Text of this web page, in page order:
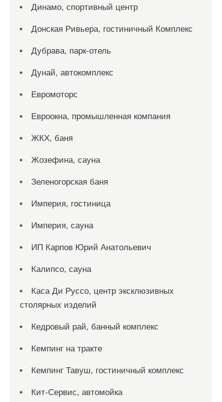
Динамо, спортивный центр
Донская Ривьера, гостиничный Комплекс
Дубрава, парк-отель
Дунай, автокомплекс
Евромоторс
Евроокна, промышленная компания
ЖКХ, баня
Жозефина, сауна
Зеленогорская баня
Империя, гостиница
Империя, сауна
ИП Карпов Юрий Анатольевич
Калипсо, сауна
Каса Ди Руссо, центр эксклюзивных
столярных изделий
Кедровый рай, банный комплекс
Кемпинг на тракте
Кемпинг Тавуш, гостиничный комплекс
Кит-Сервис, автомойка